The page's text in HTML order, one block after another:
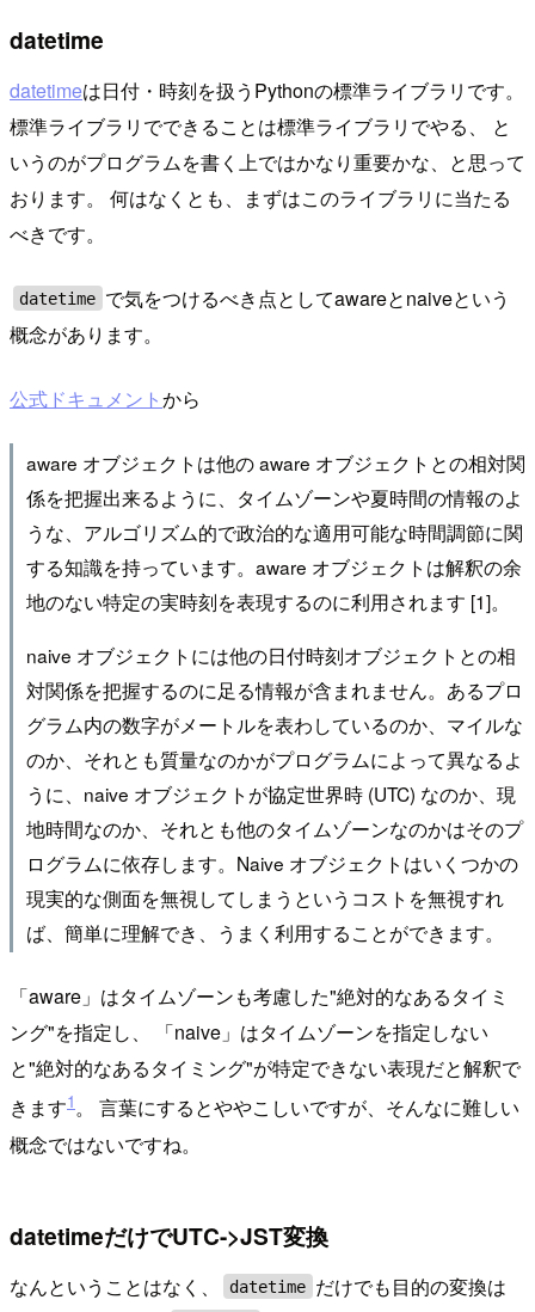
datetime
datetimeは日付・時刻を扱うPythonの標準ライブラリです。
標準ライブラリでできることは標準ライブラリでやる、 と
いうのがプログラムを書く上ではかなり重要かな、と思って
おります。 何はなくとも、まずはこのライブラリに当たる
べきです。
datetime で気をつけるべき点としてawareとnaiveという
概念があります。
公式ドキュメントから
aware オブジェクトは他の aware オブジェクトとの相対関
係を把握出来るように、タイムゾーンや夏時間の情報のよ
うな、アルゴリズム的で政治的な適用可能な時間調節に関
する知識を持っています。aware オブジェクトは解釈の余
地のない特定の実時刻を表現するのに利用されます [1]。
naive オブジェクトには他の日付時刻オブジェクトとの相
対関係を把握するのに足る情報が含まれません。あるプロ
グラム内の数字がメートルを表わしているのか、マイルな
のか、それとも質量なのかがプログラムによって異なるよ
うに、naive オブジェクトが協定世界時 (UTC) なのか、現
地時間なのか、それとも他のタイムゾーンなのかはそのプ
ログラムに依存します。Naive オブジェクトはいくつかの
現実的な側面を無視してしまうというコストを無視すれ
ば、簡単に理解でき、うまく利用することができます。
「aware」はタイムゾーンも考慮した"絶対的なあるタイミ
ング"を指定し、 「naive」はタイムゾーンを指定しない
と"絶対的なあるタイミング"が特定できない表現だと解釈で
きます1。 言葉にするとややこしいですが、そんなに難しい
概念ではないですね。
datetimeだけでUTC->JST変換
なんということはなく、 datetime だけでも目的の変換は